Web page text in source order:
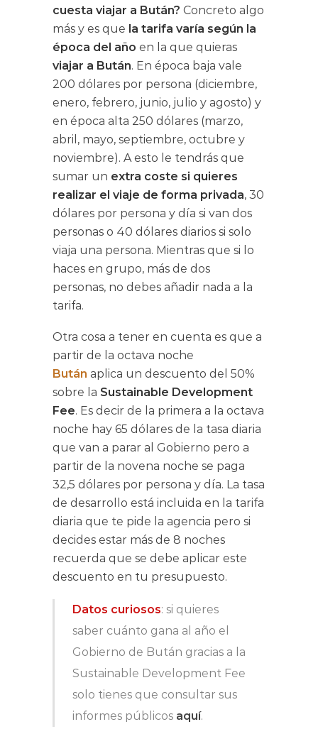
cuesta viajar a Bután? Concreto algo
más y es que la tarifa varía según la
época del año en la que quieras
viajar a Bután. En época baja vale
200 dólares por persona (diciembre,
enero, febrero, junio, julio y agosto) y
en época alta 250 dólares (marzo,
abril, mayo, septiembre, octubre y
noviembre). A esto le tendrás que
sumar un extra coste si quieres
realizar el viaje de forma privada, 30
dólares por persona y día si van dos
personas o 40 dólares diarios si solo
viaja una persona. Mientras que si lo
haces en grupo, más de dos
personas, no debes añadir nada a la
tarifa.
Otra cosa a tener en cuenta es que a
partir de la octava noche
Bután aplica un descuento del 50%
sobre la Sustainable Development
Fee. Es decir de la primera a la octava
noche hay 65 dólares de la tasa diaria
que van a parar al Gobierno pero a
partir de la novena noche se paga
32,5 dólares por persona y día. La tasa
de desarrollo está incluida en la tarifa
diaria que te pide la agencia pero si
decides estar más de 8 noches
recuerda que se debe aplicar este
descuento en tu presupuesto.
Datos curiosos: si quieres
saber cuánto gana al año el
Gobierno de Bután gracias a la
Sustainable Development Fee
solo tienes que consultar sus
informes públicos aquí.